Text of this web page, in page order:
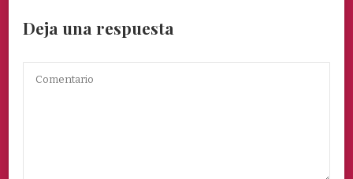
Deja una respuesta